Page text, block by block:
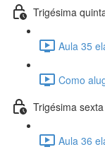
Trigésima
Aula 35
Como
Trigésima
Aula 36